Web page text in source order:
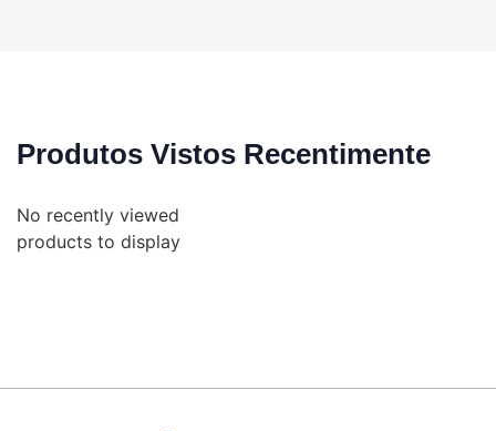
Produtos Vistos Recentimente
No recently viewed
products to display